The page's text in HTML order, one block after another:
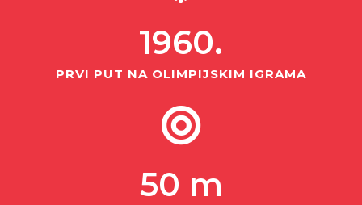
1960.
PRVI PUT NA OLIMPIJSKIM IGRAMA
50 m